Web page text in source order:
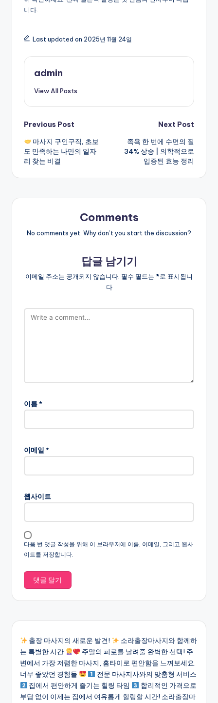
니다.
Last updated on 2025년 11월 24일
admin
View All Posts
Post
navigation
Previous Post
마사지 구인구직, 초보
도 만족하는 나만의 일자
리 찾는 비결
Next Post
족욕 한 번에 수면의 질
34% 상승 | 의학적으로
입증된 효능 정리
Comments
No comments yet. Why don’t you start the discussion?
답글 남기기
이메일 주소는 공개되지 않습니다. 필수 필드는 *로 표시됩니
다
이름*
이메일 *
웹사이트
다음 번 댓글 작성을 위해 이 브라우저에 이름, 이메일, 그리고 웹사
이트를 저장합니다.
출장 마사지의 새로운 발견!
소라출장마사지와 함께하
는 특별한 시간
주말의 피로를 날려줄 완벽한 선택! 주
변에서 가장 저렴한 마사지, 홈타이로 편안함을 느껴보세요.
너무 좋았던 경험들
전문 마사지사와의 맞춤형 서비스
집에서 편안하게 즐기는 힐링 타임
합리적인 가격으로
부담 없이 이제는 집에서 여유롭게 힐링할 시간! 소라출장마